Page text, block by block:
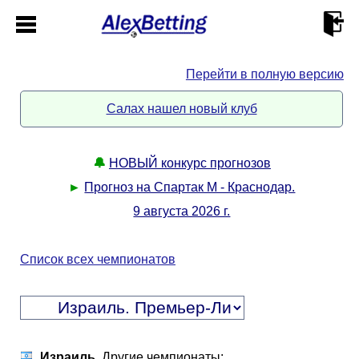
Кабинет
Всё о сайте
Описание
Прогнозы
Перейти в полную версию
Салах нашел новый клуб
🔔 НОВЫЙ конкурс прогнозов
► Прогноз на Спартак М - Краснодар.
9 августа 2026 г.
Список всех чемпионатов